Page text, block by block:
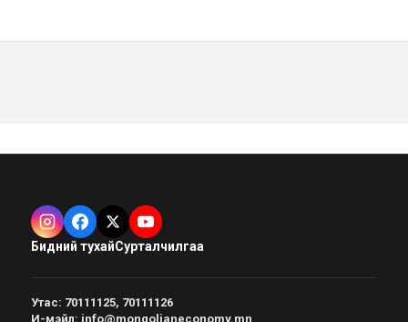
Бидний тухайСурталчилгаа
Утас: 70111125, 70111126
И-мэйл: info@mongolianeconomy.mn